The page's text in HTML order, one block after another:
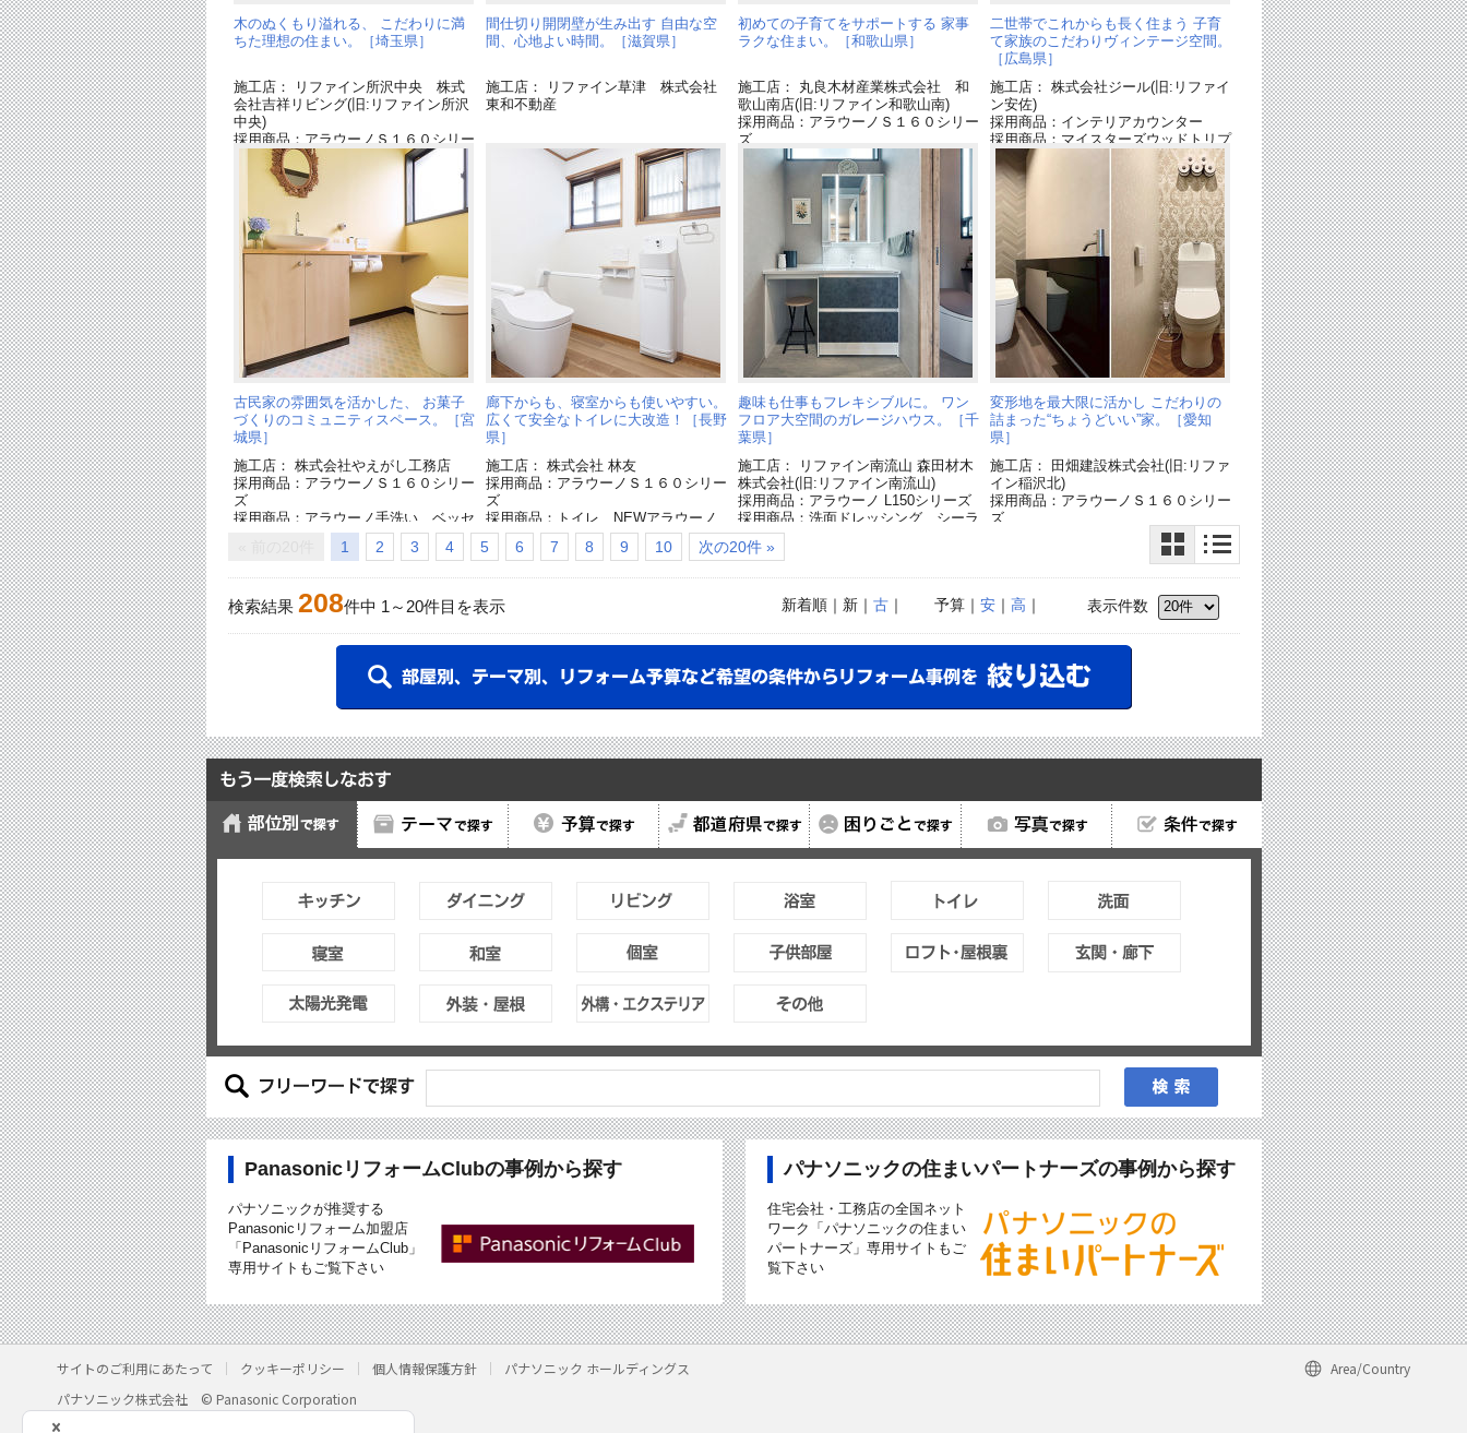
木のぬくもり溢れる、 こだわりに満
ちた理想の住まい。［埼玉県］
施工店： リファイン所沢中央 株式
会社吉祥リビング(旧:リファイン所沢
中央)
採用商品：アラウーノＳ１６０シリー
間仕切り開閉壁が生み出す 自由な空
間、心地よい時間。［滋賀県］
施工店： リファイン草津 株式会社
東和不動産
初めての子育てをサポートする 家事
ラクな住まい。［和歌山県］
施工店： 丸良木材産業株式会社 和
歌山南店(旧:リファイン和歌山南)
採用商品：アラウーノＳ１６０シリー
ズ
採用商品：アラウーノ手洗い
採用商品：トイレ NEWアラウーノ
二世帯でこれからも長く住まう 子育
て家族のこだわりヴィンテージ空間。
［広島県］
施工店： 株式会社ジール(旧:リファイ
ン安佐)
採用商品：インテリアカウンター
採用商品：マイスターズウッドトリプ
ル パーケット
古民家の雰囲気を活かした、 お菓子
づくりのコミュニティスペース。［宮
城県］
施工店： 株式会社やえがし工務店
採用商品：アラウーノＳ１６０シリー
ズ
採用商品：アラウーノ手洗い ベッセ
ルボールタイプ
廊下からも、寝室からも使いやすい。
広くて安全なトイレに大改造！［長野
県］
施工店： 株式会社 林友
採用商品：アラウーノＳ１６０シリー
ズ
採用商品：トイレ NEWアラウーノ
Ｖ
採用商品：アラウーノ トイレカウン
趣味も仕事もフレキシブルに。 ワン
フロア大空間のガレージハウス。［千
葉県］
施工店： リファイン南流山 森田材木
株式会社(旧:リファイン南流山)
採用商品：アラウーノ L150シリーズ
採用商品：洗面ドレッシング シーラ
イン
採用商品：床材 ラピスタイルフロア
変形地を最大限に活かし こだわりの
詰まった“ちょうどいい”家。［愛知
県］
施工店： 田畑建設株式会社(旧:リファ
イン稲沢北)
採用商品：アラウーノＳ１６０シリー
ズ
1 2 3 4 5 6 7 8 9 10 次の20件 »
検索結果 208件中 1 ～ 20件目を表示 表示件数
予算｜ 安｜ 高 ｜
新着順｜新｜ 古｜
PanasonicリフォームClubの事例から探す
パナソニックが推奨する
Panasonicリフォーム加盟店
「PanasonicリフォームClub」
専用サイトもご覧下さい
パナソニックの住まいパートナーズの事例から探す
住宅会社・工務店の全国ネット
ワーク「パナソニックの住まい
パートナーズ」専用サイトもご
覧下さい
サイトのご利用にあたって クッキーポリシー 個人情報保護方針 パナソニック ホールディングス
Area/Country
パナソニック株式会社
© Panasonic Corporation